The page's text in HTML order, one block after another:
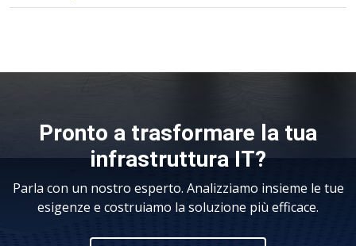
Pronto a trasformare la tua
infrastruttura IT?
Parla con un nostro esperto. Analizziamo insieme le tue
esigenze e costruiamo la soluzione più efficace.